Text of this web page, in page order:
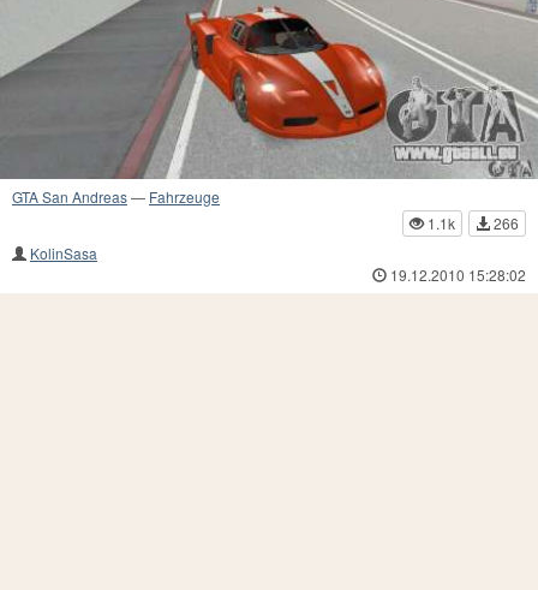
GTA San Andreas— Fahrzeuge
1.1k
266
KolinSasa
19.12.2010 15:28:02